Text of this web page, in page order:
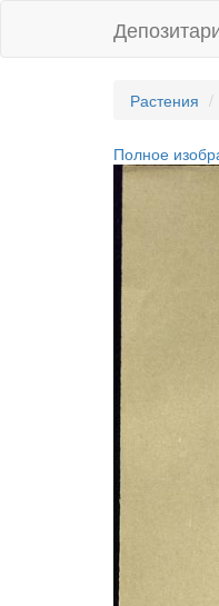
Растения
Полное